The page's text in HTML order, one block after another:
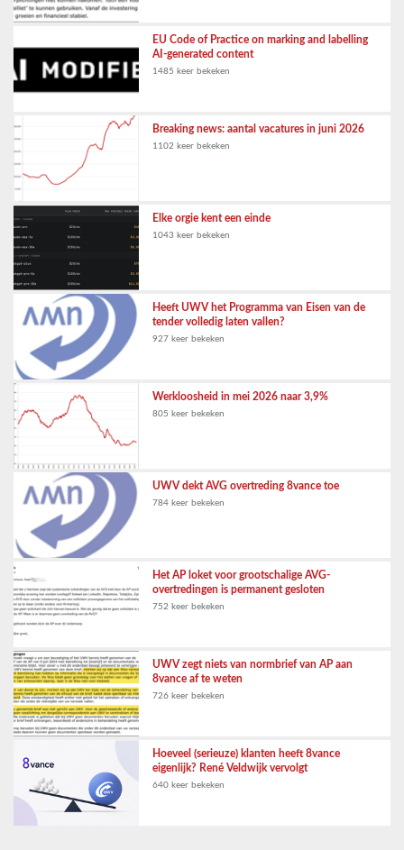
EU Code of Practice on marking and labelling
AI-generated content
1485 keer bekeken
Breaking news: aantal vacatures in juni 2026
1102 keer bekeken
Elke orgie kent een einde
1043 keer bekeken
Heeft UWV het Programma van Eisen van de
tender volledig laten vallen?
927 keer bekeken
Werkloosheid in mei 2026 naar 3,9%
805 keer bekeken
UWV dekt AVG overtreding 8vance toe
784 keer bekeken
Het AP loket voor grootschalige AVG-
overtredingen is permanent gesloten
752 keer bekeken
UWV zegt niets van normbrief van AP aan
8vance af te weten
726 keer bekeken
Hoeveel (serieuze) klanten heeft 8vance
eigenlijk? René Veldwijk vervolgt
640 keer bekeken